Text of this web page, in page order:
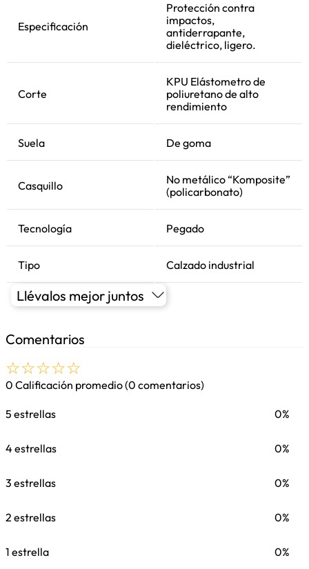
Especificación
Protección contra
impactos,
antiderrapante,
dieléctrico, ligero.
Corte
KPU Elástometro de
poliuretano de alto
rendimiento
Suela De goma
Casquillo
No metálico “Komposite”
(policarbonato)
Tecnología Pegado
Tipo Calzado industrial
Llévalos mejor juntos
Comentarios
☆☆☆☆☆
0 Calificación promedio(0 comentarios)
5 estrellas 0%
4 estrellas 0%
3 estrellas 0%
2 estrellas 0%
1 estrella 0%